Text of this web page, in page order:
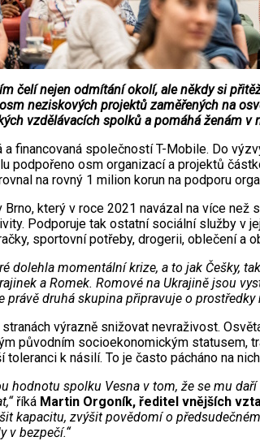
čelí nejen odmítání okolí, ale někdy si
neziskových projektů zaměřených na
vzdělávacích spolků a pomáhá ženám v
a financovaná společností T-Mobile. Do
osm organizací a projektů
na rovný 1 milion korun na podporu
který v roce 2021 navázal na více
Podporuje tak ostatní sociální služby v
sportovní potřeby, drogerii, oblečení a
momentální krize, a to jak Češky,
a Romek. Romové na Ukrajině jsou
druhá skupina připravuje o prostředky
výrazně snižovat nevraživost.
původním socioekonomickým
k násilí. To je často pácháno na
hodnotu spolku Vesna v tom, že se mu
říká Martin Orgoník, ředitel vnějších
kapacitu, zvýšit povědomí o
v bezpečí.“